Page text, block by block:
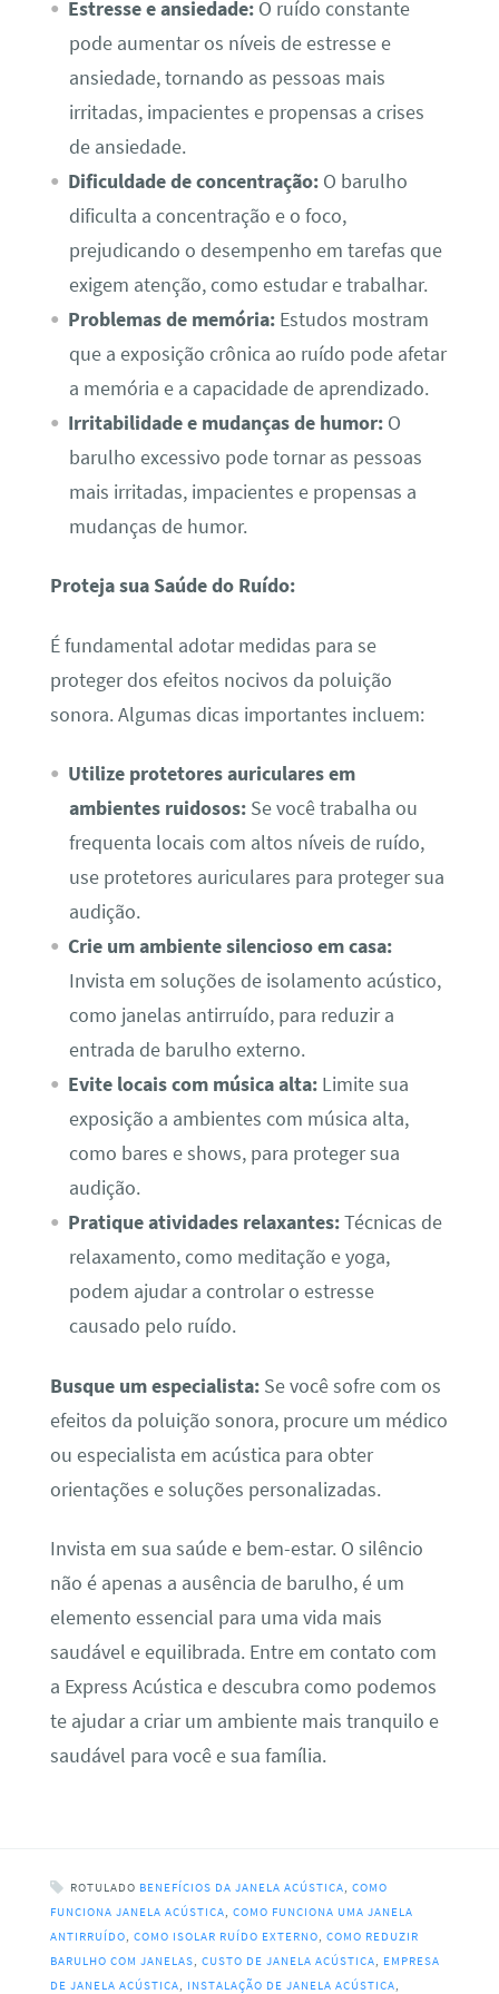
Estresse e ansiedade:O ruído constante
pode aumentar os níveis de estresse e
ansiedade, tornando as pessoas mais
irritadas, impacientes e propensas a crises
de ansiedade.
Dificuldade de concentração:O barulho
dificulta a concentração e o foco,
prejudicando o desempenho em tarefas que
exigem atenção, como estudar e trabalhar.
Problemas de memória:Estudos mostram
que a exposição crônica ao ruído pode afetar
a memória e a capacidade de aprendizado.
Irritabilidade e mudanças de humor:O
barulho excessivo pode tornar as pessoas
mais irritadas, impacientes e propensas a
mudanças de humor.
Proteja sua Saúde do Ruído:
É fundamental adotar medidas para se
proteger dos efeitos nocivos da poluição
sonora. Algumas dicas importantes incluem:
Utilize protetores auriculares em
ambientes ruidosos:Se você trabalha ou
frequenta locais com altos níveis de ruído,
use protetores auriculares para proteger sua
audição.
Crie um ambiente silencioso em casa:
Invista em soluções de isolamento acústico,
como janelas antirruído, para reduzir a
entrada de barulho externo.
Evite locais com música alta:Limite sua
exposição a ambientes com música alta,
como bares e shows, para proteger sua
audição.
Pratique atividades relaxantes:Técnicas de
relaxamento, como meditação e yoga,
podem ajudar a controlar o estresse
causado pelo ruído.
Busque um especialista:Se você sofre com os
efeitos da poluição sonora, procure um médico
ou especialista em acústica para obter
orientações e soluções personalizadas.
Invista em sua saúde e bem-estar. O silêncio
não é apenas a ausência de barulho, é um
elemento essencial para uma vida mais
saudável e equilibrada. Entre em contato com
a Express Acústica e descubra como podemos
te ajudar a criar um ambiente mais tranquilo e
saudável para você e sua família.
ROTULADO BENEFÍCIOS DA JANELA ACÚSTICA COMO
FUNCIONA JANELA ACÚSTICA COMO FUNCIONA UMA JANELA
ANTIRRUÍDO COMO ISOLAR RUÍDO EXTERNO COMO REDUZIR
BARULHO COM JANELAS CUSTO DE JANELA ACÚSTICA
EMPRESA
DE JANELA ACÚSTICA
INSTALAÇÃO DE JANELA ACÚSTICA